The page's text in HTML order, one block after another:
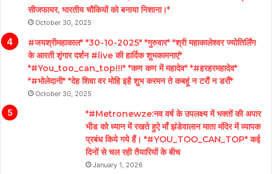
सीजफायर, भारतीय चौकियों को बनाया निशाना।*
October 30, 2025
#जयश्रीमहाकाल* *30-10-2025* *गुरुवार* *श्री महाकालेश्वर ज्योतिर्लिंग
के आरती शृंगार दर्शन #live की हार्दिक शुभकामनाएं*
*#You_too_can_top!!!* *कण कण में महादेव* *#हरहरमहादेव*
*#भोलेदानी* *देह शिवा वर मोहि इहै शुभ करमन ते कबहूं न टरौं न डरौं*
October 30, 2025
*#Metronewze:नव वर्ष के उपलक्ष्य में भक्तों की अपार
भीड को ध्यान में रखते हुऐ माँ झंडेवालान माता मंदिर में व्यापक
प्रबंध किये गये हैं। *#YOU_TOO_CAN_TOP* कई
दिनों से चल रही तैयारियों के बीच
January 1, 2026